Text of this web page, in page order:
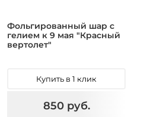
Фольгированный шар с
гелием к 9 мая "Красный
вертолет"
Купить в 1 клик
850 руб.